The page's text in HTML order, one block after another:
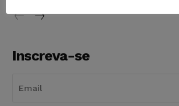
Inscreva-se